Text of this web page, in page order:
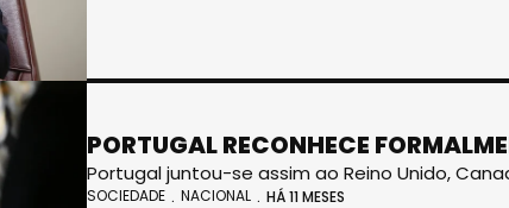
PORTUGAL RECONHECE
Portugal juntou-se assim ao Reino Unido,
SOCIEDADE NACIONAL HÁ 11 MESES